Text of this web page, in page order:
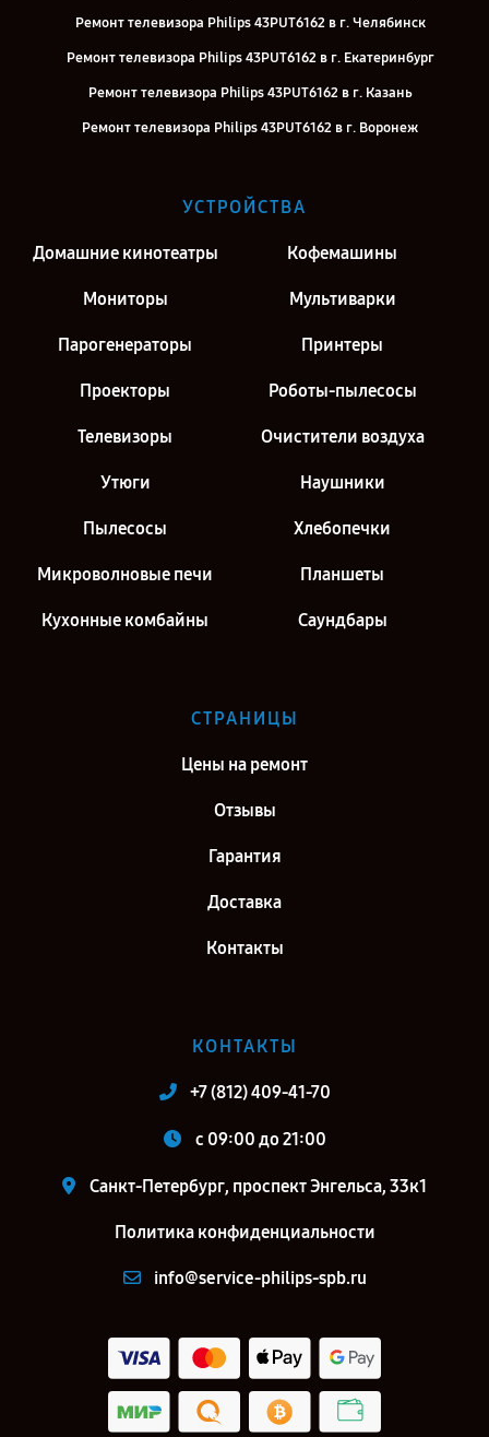
Ремонт телевизора Philips 43PUT6162 в г. Челябинск
Ремонт телевизора Philips 43PUT6162 в г. Екатеринбург
Ремонт телевизора Philips 43PUT6162 в г. Казань
Ремонт телевизора Philips 43PUT6162 в г. Воронеж
Ремонт телевизора Philips 43PUT6162 в г. Киров
УСТРОЙСТВА
Домашние кинотеатры Кофемашины
Мониторы Мультиварки
Парогенераторы Принтеры
Проекторы Роботы-пылесосы
Телевизоры Очистители воздуха
Утюги Наушники
Пылесосы Хлебопечки
Микроволновые печи Планшеты
Кухонные комбайны Саундбары
СТРАНИЦЫ
Цены на ремонт
Отзывы
Гарантия
Доставка
Контакты
КОНТАКТЫ
+7 (812) 409-41-70
c 09:00 до 21:00
Санкт-Петербург, проспект Энгельса, 33к1
Политика конфиденциальности
info@service-philips-spb.ru